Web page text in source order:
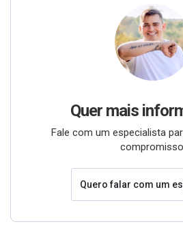
Quer mais
Fale com um especialista
Quero falar com um